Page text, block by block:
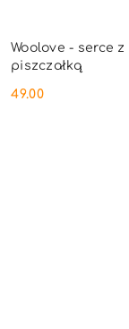
Woolove - serce
piszczałką
Cena:
49.00